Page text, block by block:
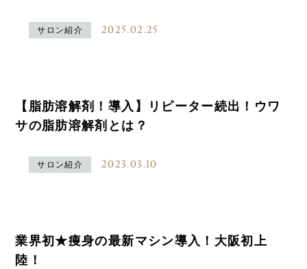
サロン紹介 2025.02.25
【脂肪溶解剤！導入】リピーター続出！ウワ
サの脂肪溶解剤とは？
サロン紹介 2023.03.10
業界初★痩身の最新マシン導入！大阪初上
陸！